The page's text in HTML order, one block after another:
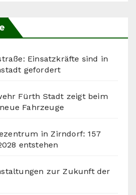
Einsatzkräfte sind in
gefordert
Fürth Stadt zeigt beim
Fahrzeuge
in Zirndorf: 157
entstehen
zur Zukunft der